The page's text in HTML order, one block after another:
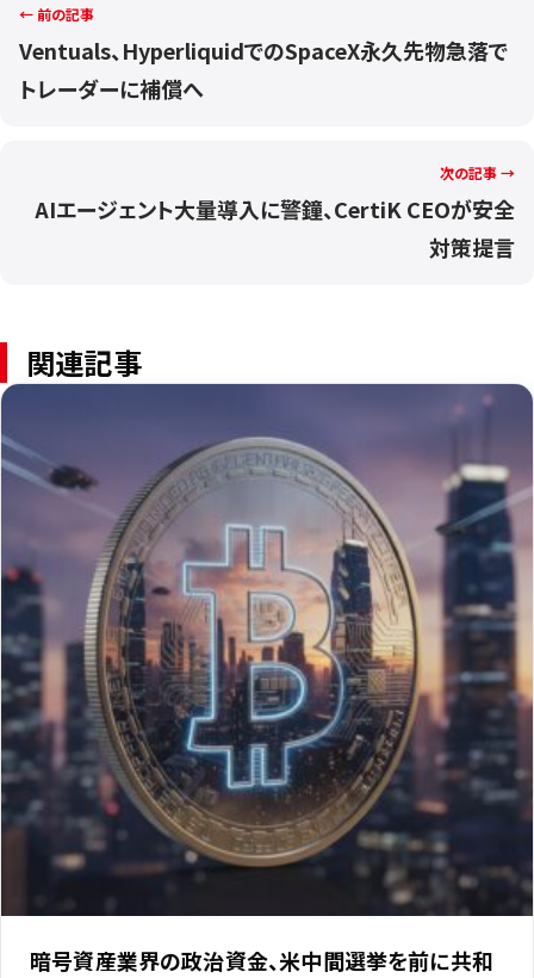
← 前の記事
Ventuals、HyperliquidでのSpaceX永久先物急落で
トレーダーに補償へ
次の記事 →
AIエージェント大量導入に警鐘、CertiK CEOが安全
対策提言
関連記事
暗号資産業界の政治資金、米中間選挙を前に共和